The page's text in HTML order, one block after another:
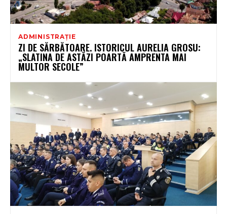
ADMINISTRAȚIE
ZI DE SĂRBĂTOARE. ISTORICUL AURELIA GROSU:
„SLATINA DE ASTĂZI POARTĂ AMPRENTA MAI
MULTOR SECOLE”